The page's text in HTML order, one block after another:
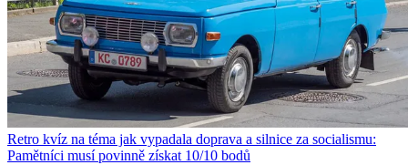
Retro kvíz na téma jak vypadala doprava a silnice za socialismu:
Pamětníci musí povinně získat 10/10 bodů